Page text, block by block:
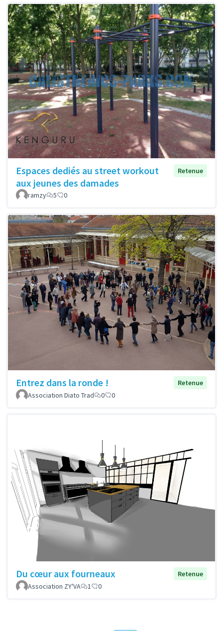
Espaces dediés au street workout
aux jeunes des damades
Retenue
ramzy 5 0
Entrez dans la ronde !
Retenue
Association Diato Trad
0 0
Du cœur aux fourneaux
Retenue
Association ZY'VA
1 0